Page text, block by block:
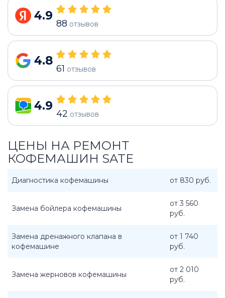
4.9
88 отзывов
4.8
61 отзывов
4.9
42 отзывов
ЦЕНЫ НА РЕМОНТ
КОФЕМАШИН SATE
Диагностика кофемашины от 830 руб.
Замена бойлера кофемашины
от 3 560
руб.
Замена дренажного клапана в
кофемашине
от 1 740
руб.
Замена жерновов кофемашины
от 2 010
руб.